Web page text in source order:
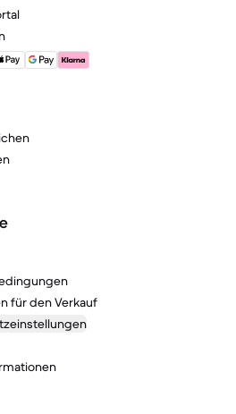
für den Verkauf